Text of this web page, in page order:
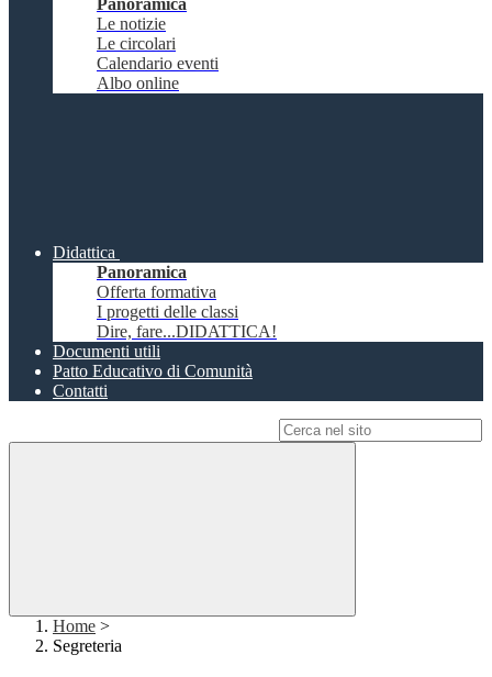
Panoramica
Le notizie
Le circolari
Calendario eventi
Albo online
Didattica
Panoramica
Offerta formativa
I progetti delle classi
Dire, fare...DIDATTICA!
Documenti utili
Patto Educativo di Comunità
Contatti
Home >
Segreteria